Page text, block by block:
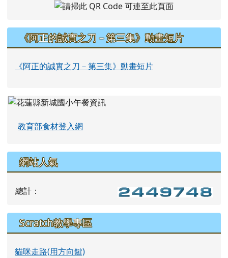
《阿正的誠實之刀－第三集》動畫短片
《阿正的誠實之刀－第三集》動畫短片
教育部食材登入網
網站人氣
總計：
Scratch教學專區
貓咪走路(用方向鍵)